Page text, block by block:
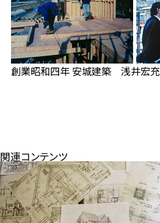
創業昭和四年 安城建築 浅井宏充
関連コンテンツ